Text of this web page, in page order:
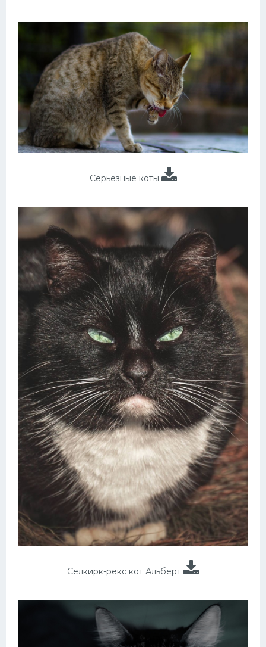
Серьезные коты
Селкирк-рекс кот Альберт